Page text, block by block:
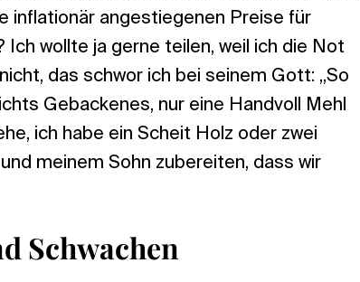
inflationär angestiegenen Preise für
wollte ja gerne teilen, weil ich die Not
das schwor ich bei seinem Gott: „So
Gebackenes, nur eine Handvoll Mehl
ich habe ein Scheit Holz oder zwei
meinem Sohn zubereiten, dass wir
Schwachen